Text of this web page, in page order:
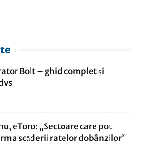
Bolt – ghid complet și
eToro: „Sectoare care pot
scăderii ratelor dobânzilor”